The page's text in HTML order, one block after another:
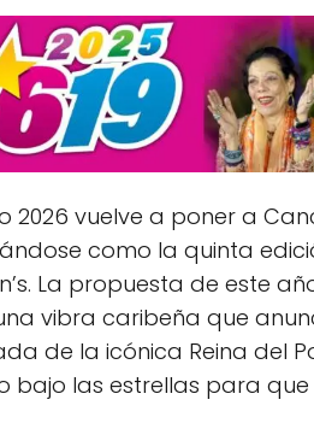
2026 vuelve a poner a
como la quinta
La propuesta de este
vibra caribeña que
de la icónica Reina del
bajo las estrellas para que